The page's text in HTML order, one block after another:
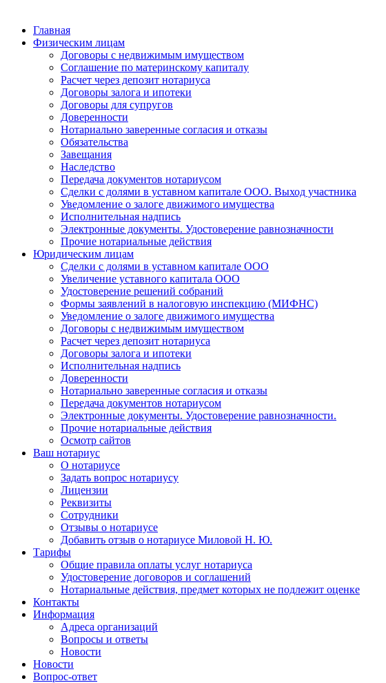
Главная
Физическим лицам
Договоры с недвижимым имуществом
Соглашение по материнскому капиталу
Расчет через депозит нотариуса
Договоры залога и ипотеки
Договоры для супругов
Доверенности
Нотариально заверенные согласия и отказы
Обязательства
Завещания
Наследство
Передача документов нотариусом
Сделки с долями в уставном капитале ООО. Выход участника
Уведомление о залоге движимого имущества
Исполнительная надпись
Электронные документы. Удостоверение равнозначности
Прочие нотариальные действия
Юридическим лицам
Сделки с долями в уставном капитале ООО
Увеличение уставного капитала ООО
Удостоверение решений собраний
Формы заявлений в налоговую инспекцию (МИФНС)
Уведомление о залоге движимого имущества
Договоры с недвижимым имуществом
Расчет через депозит нотариуса
Договоры залога и ипотеки
Исполнительная надпись
Доверенности
Нотариально заверенные согласия и отказы
Передача документов нотариусом
Электронные документы. Удостоверение равнозначности.
Прочие нотариальные действия
Осмотр сайтов
Ваш нотариус
О нотариусе
Задать вопрос нотариусу
Лицензии
Реквизиты
Сотрудники
Отзывы о нотариусе
Добавить отзыв о нотариусе Миловой Н. Ю.
Тарифы
Общие правила оплаты услуг нотариуса
Удостоверение договоров и соглашений
Нотариальные действия, предмет которых не подлежит оценке
Контакты
Информация
Адреса организаций
Вопросы и ответы
Новости
Новости
Вопрос-ответ